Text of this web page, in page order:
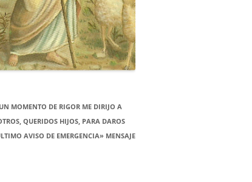
MOMENTO DE RIGOR ME DIRIJO A
QUERIDOS HIJOS, PARA DAROS
AVISO DE EMERGENCIA» MENSAJE